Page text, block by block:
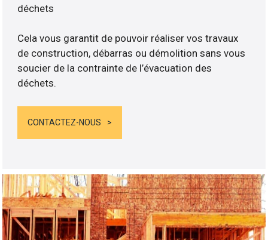
déchets
Cela vous garantit de pouvoir réaliser vos travaux
de construction, débarras ou démolition sans vous
soucier de la contrainte de l’évacuation des
déchets.
CONTACTEZ-NOUS